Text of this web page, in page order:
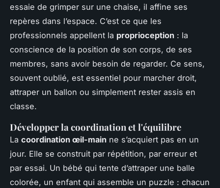
essaie de grimper sur une chaise, il affine ses
repères dans l’espace. C’est ce que les
professionnels appellent la proprioception : la
conscience de la position de son corps, de ses
membres, sans avoir besoin de regarder. Ce sens,
souvent oublié, est essentiel pour marcher droit,
attraper un ballon ou simplement rester assis en
classe.
Développer la coordination et l'équilibre
La coordination œil-main ne s’acquiert pas en un
jour. Elle se construit par répétition, par erreur et
par essai. Un bébé qui tente d’attraper une balle
colorée, un enfant qui assemble un puzzle : chacun